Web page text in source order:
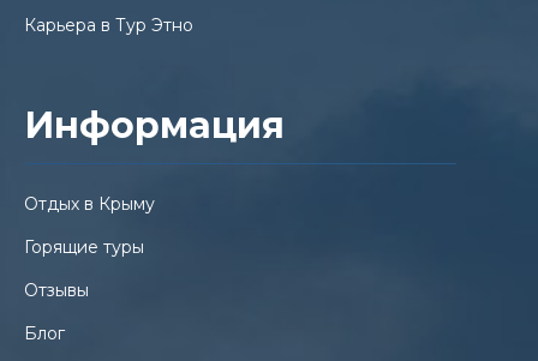
Карьера в Тур Этно
Информация
Отдых в Крыму
Горящие туры
Отзывы
Блог